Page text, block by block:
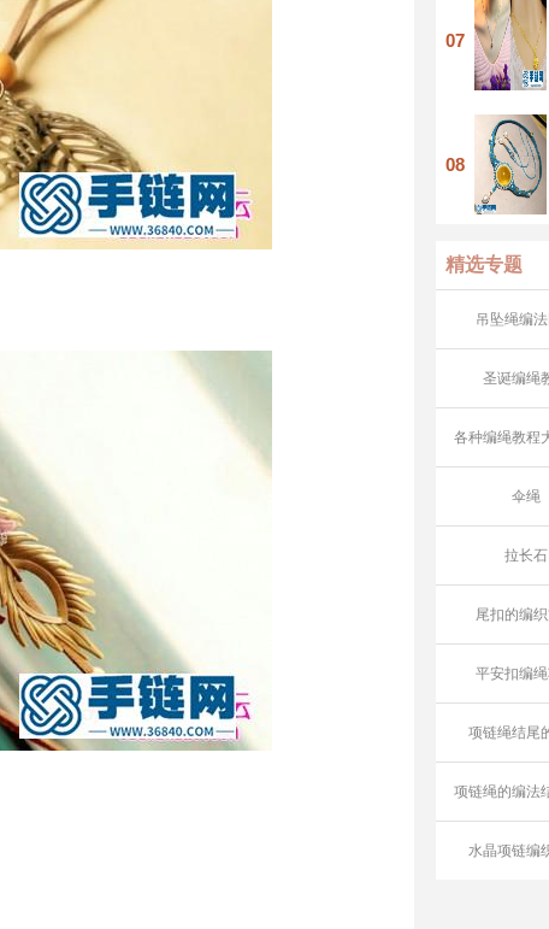
07
08
精选专题
吊坠绳编
圣诞编绳
各种编绳教程
伞绳
拉长石
尾扣的编
平安扣编
项链绳结尾
项链绳的编法
水晶项链编